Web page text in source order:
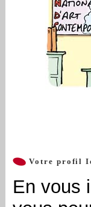
Votre profil
En vous